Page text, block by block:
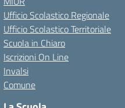
Ufficio Scolastico Regionale
Ufficio Scolastico Territoriale
Scuola in Chiaro
Iscrizioni On Line
Invalsi
Comune